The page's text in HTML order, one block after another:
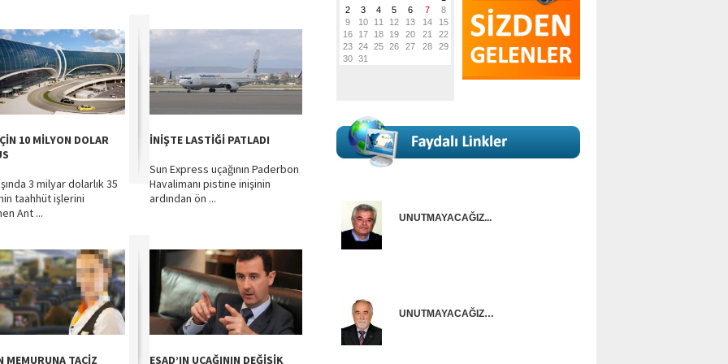
10 MİLYON DOLAR
3 milyar dolarlık 35
taahhüt işlerini
Ant ...
İNİŞTE LASTİĞİ PATLADI
Sun Express uçağının Paderbon
Havalimanı pistine inişinin
ardından ön ...
MEMURUNA TACİZ ESAD’IN UÇAĞININ DEĞİŞİK
UNUTMAYACAĞIZ...
UNUTMAYACAĞIZ…